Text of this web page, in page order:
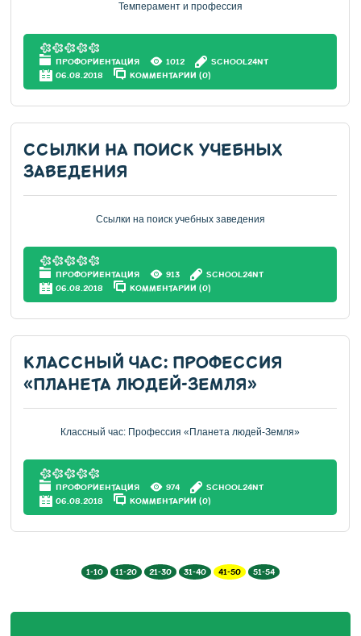
Темперамент и профессия
ПРОФОРИЕНТАЦИЯ 1012
SCHOOL24NT
06.08.2018
КОММЕНТАРИИ (0)
ССЫЛКИ НА ПОИСК УЧЕБНЫХ
ЗАВЕДЕНИЯ
Ссылки на поиск учебных заведения
ПРОФОРИЕНТАЦИЯ 913
SCHOOL24NT
06.08.2018
КОММЕНТАРИИ (0)
КЛАССНЫЙ ЧАС: ПРОФЕССИЯ
«ПЛАНЕТА ЛЮДЕЙ-ЗЕМЛЯ»
Классный час: Профессия «Планета людей-Земля»
ПРОФОРИЕНТАЦИЯ 974
SCHOOL24NT
06.08.2018
КОММЕНТАРИИ (0)
1-10 11-20 21-30 31-40 41-50 51-54